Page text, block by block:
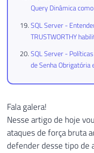
Query Dinâmica
SQL Server -
TRUSTWORTHY
SQL Server -
de Senha
Fala galera!
Nesse artigo de hoje
ataques de força bruta
defender desse tipo de